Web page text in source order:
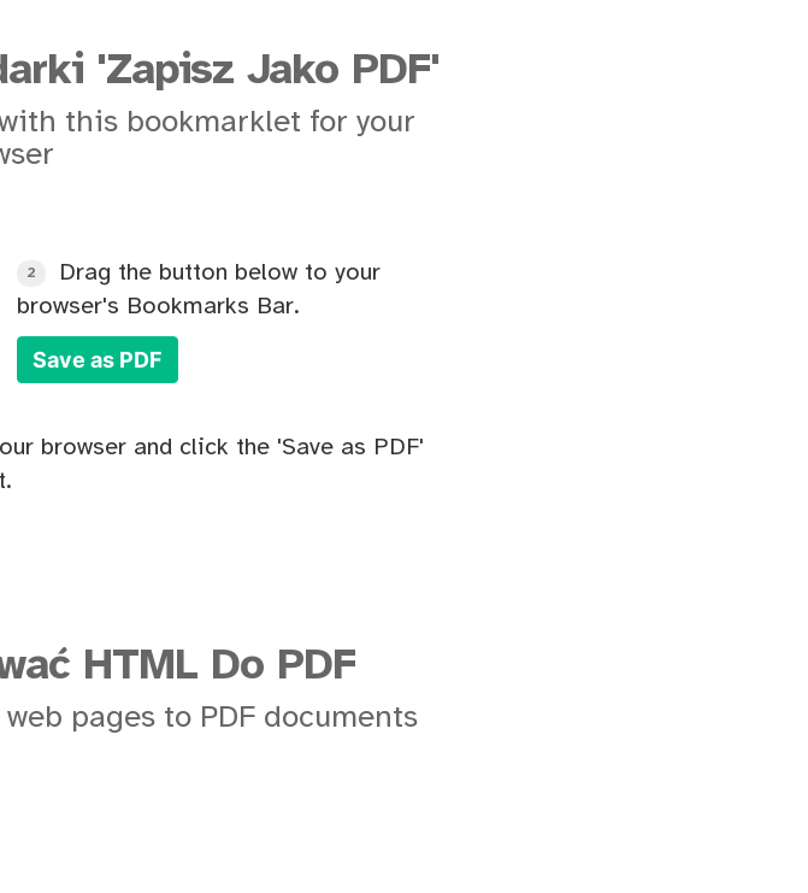
'Zapisz Jako PDF'
this bookmarklet for your
2
Drag the button below to your
browser's Bookmarks Bar.
Save as PDF
browser and click the 'Save as PDF'
HTML Do PDF
pages to PDF documents